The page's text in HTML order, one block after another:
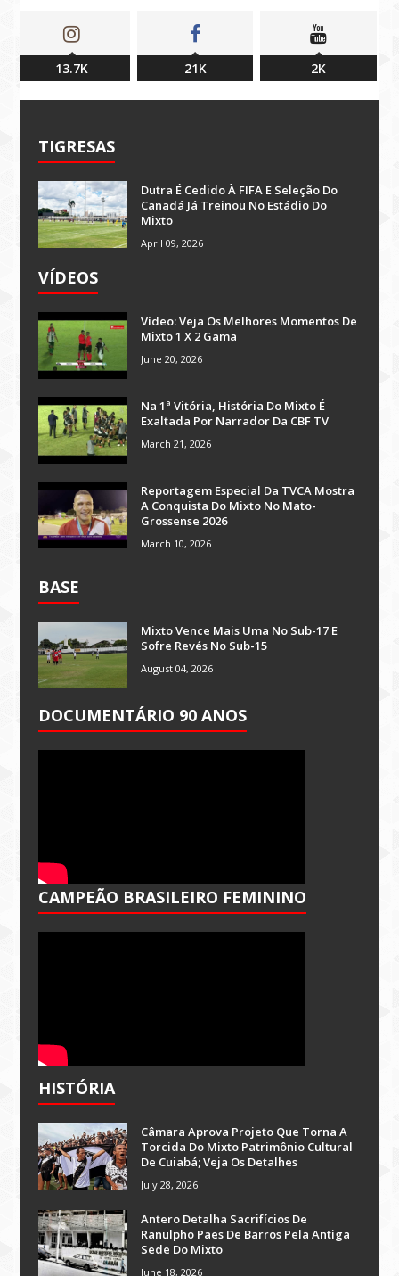
13.7K 21K 2K
TIGRESAS
Dutra É Cedido À FIFA E Seleção Do
Canadá Já Treinou No Estádio Do
Mixto
April 09, 2026
VÍDEOS
Vídeo: Veja Os Melhores Momentos De
Mixto 1 X 2 Gama
June 20, 2026
Na 1ª Vitória, História Do Mixto É
Exaltada Por Narrador Da CBF TV
March 21, 2026
Reportagem Especial Da TVCA Mostra
A Conquista Do Mixto No Mato-
Grossense 2026
March 10, 2026
BASE
Mixto Vence Mais Uma No Sub-17 E
Sofre Revés No Sub-15
August 04, 2026
DOCUMENTÁRIO 90 ANOS
CAMPEÃO BRASILEIRO FEMININO
HISTÓRIA
Câmara Aprova Projeto Que Torna A
Torcida Do Mixto Patrimônio Cultural
De Cuiabá; Veja Os Detalhes
July 28, 2026
Antero Detalha Sacrifícios De
Ranulpho Paes De Barros Pela Antiga
Sede Do Mixto
June 18, 2026